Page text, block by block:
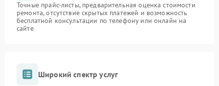
Точные прайс-листы, предварительная оценка стоимости
ремонта, отсутствие скрытых платежей и возможность
бесплатной консультации по телефону или онлайн на
сайте
Широкий спектр услуг